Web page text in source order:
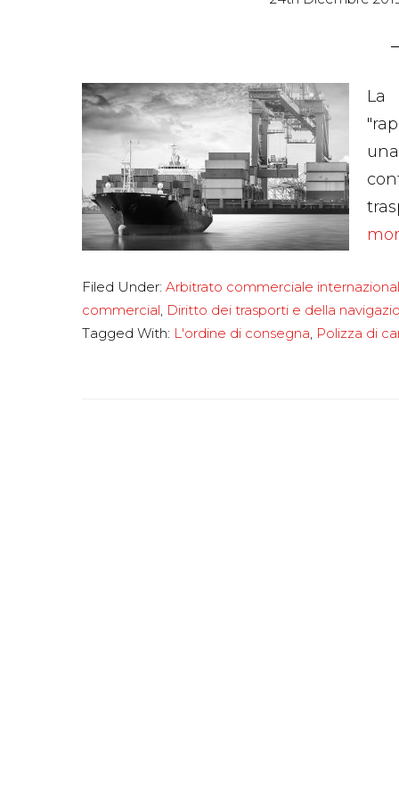
La
Filed Under: Arbitrato commerciale
commercial, Diritto dei trasporti e della
Tagged With: L'ordine di consegna, Polizza di